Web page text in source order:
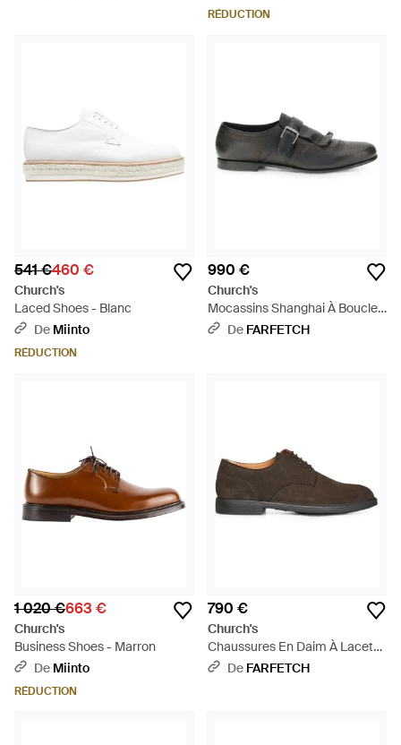
RÉDUCTION
541 €460 €
Church's
Laced Shoes - Blanc
De Miinto
RÉDUCTION
990 €
Church's
Mocassins Shanghai À Boucle -
GrisDe FARFETCH
1 020 €663 €
Church's
Business Shoes - Marron
De Miinto
RÉDUCTION
790 €
Church's
Chaussures En Daim À Lacets
- Marron
De FARFETCH